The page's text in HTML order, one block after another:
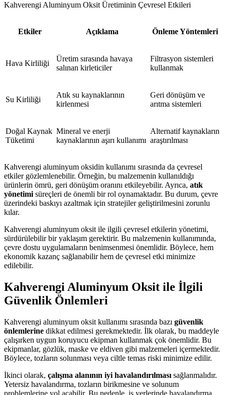
Kahverengi Aluminyum Oksit Üretiminin Çevresel Etkileri
Etkiler Açıklama Önleme Yöntemleri
Hava Kirliliği
Üretim sırasında havaya
salınan kirleticiler
Filtrasyon sistemleri
kullanmak
Su Kirliliği
Atık su kaynaklarının
kirlenmesi
Geri dönüşüm ve
arıtma sistemleri
Doğal Kaynak
Tüketimi
Mineral ve enerji
kaynaklarının aşırı kullanımı
Alternatif kaynakların
araştırılması
Kahverengi aluminyum oksidin kullanımı sırasında da çevresel
etkiler gözlemlenebilir. Örneğin, bu malzemenin kullanıldığı
ürünlerin ömrü, geri dönüşüm oranını etkileyebilir. Ayrıca, atık
yönetimi süreçleri de önemli bir rol oynamaktadır. Bu durum, çevre
üzerindeki baskıyı azaltmak için stratejiler geliştirilmesini zorunlu
kılar.
Kahverengi aluminyum oksit ile ilgili çevresel etkilerin yönetimi,
sürdürülebilir bir yaklaşım gerektirir. Bu malzemenin kullanımında,
çevre dostu uygulamaların benimsenmesi önemlidir. Böylece, hem
ekonomik kazanç sağlanabilir hem de çevresel etki minimize
edilebilir.
Kahverengi Aluminyum Oksit ile İlgili
Güvenlik Önlemleri
Kahverengi aluminyum oksit kullanımı sırasında bazı güvenlik
önlemlerine dikkat edilmesi gerekmektedir. İlk olarak, bu maddeyle
çalışırken uygun koruyucu ekipman kullanmak çok önemlidir. Bu
ekipmanlar, gözlük, maske ve eldiven gibi malzemeleri içermektedir.
Böylece, tozların solunması veya ciltle temas riski minimize edilir.
İkinci olarak, çalışma alanının iyi havalandırılması sağlanmalıdır.
Yetersiz havalandırma, tozların birikmesine ve solunum
problemlerine yol açabilir. Bu nedenle, iş yerlerinde havalandırma